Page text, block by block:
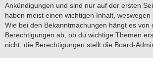
Ankündigungen und sind nur auf der ersten
haben meist einen wichtigen Inhalt, weswegen
Wie bei den Bekanntmachungen hängt es von
Berechtigungen ab, ob du wichtige Themen
nicht; die Berechtigungen stellt die Board-